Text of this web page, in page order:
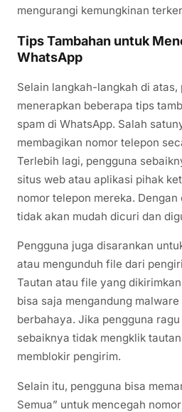
mengurangi kemungkinan
Tips Tambahan untuk
WhatsApp
Selain langkah-langkah di atas,
menerapkan beberapa tips
spam di WhatsApp. Salah
membagikan nomor telepon
Terlebih lagi, pengguna
situs web atau aplikasi pihak
nomor telepon mereka.
tidak akan mudah dicuri dan
Pengguna juga disarankan
atau mengunduh file dari
Tautan atau file yang
bisa saja mengandung
berbahaya. Jika pengguna
sebaiknya tidak mengklik
memblokir pengirim.
Selain itu, pengguna bisa
Semua” untuk mencegah